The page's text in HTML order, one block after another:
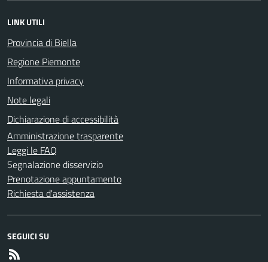
LINK UTILI
Provincia di Biella
Regione Piemonte
Informativa privacy
Note legali
Dichiarazione di accessibilità
Amministrazione trasparente
Leggi le FAQ
Segnalazione disservizio
Prenotazione appuntamento
Richiesta d'assistenza
SEGUICI SU